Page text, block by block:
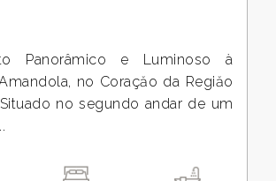
Panorâmico e Luminoso à
no Coraçăo da Regiăo
no segundo andar de um